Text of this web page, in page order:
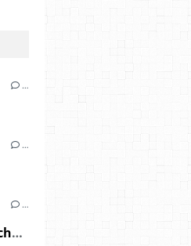
…
…
…
Des Lions Pour Des Lions - "derviche safari" (2018)